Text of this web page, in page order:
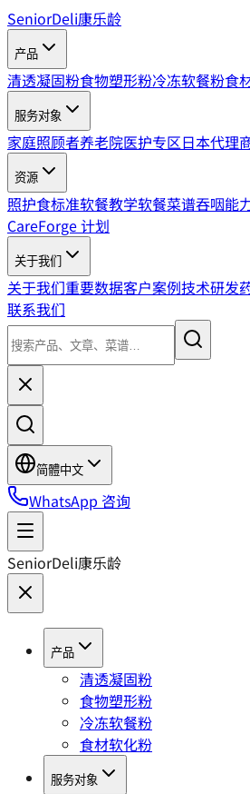
SeniorDeli康乐龄
产品
清透凝固粉食物塑形粉冷冻软餐粉食
服务对象
家庭照顾者养老院医护专区日本代理
资源
照护食标准软餐教学软餐菜谱吞咽能
CareForge 计划
关于我们
关于我们重要数据客户案例技术研发
联系我们
简體中文
WhatsApp 咨询
SeniorDeli康乐龄
产品
清透凝固粉
食物塑形粉
冷冻软餐粉
食材软化粉
服务对象